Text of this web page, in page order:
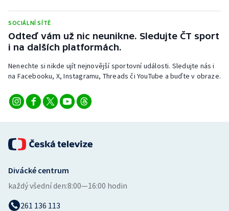
Stolní tenis
Triatlon
Veslování
Volejbal
SOCIÁLNÍ SÍTĚ
Odteď vám už nic neunikne. Sledujte ČT sport
i na dalších platformách.
Nenechte si nikde ujít nejnovější sportovní události. Sledujte nás i
na Facebooku, X, Instagramu, Threads či YouTube a buďte v obraze.
Divácké centrum
každý všední den:8:00—16:00 hodin
261 136 113